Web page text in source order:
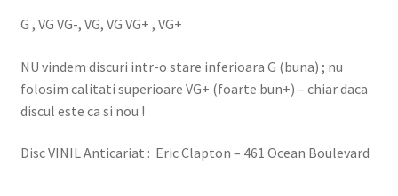
G , VG VG-, VG, VG VG+ , VG+
NU vindem discuri intr-o stare inferioara G (buna) ; nu
folosim calitati superioare VG+ (foarte bun+) – chiar daca
discul este ca si nou !
Disc VINIL Anticariat : Eric Clapton – 461 Ocean Boulevard